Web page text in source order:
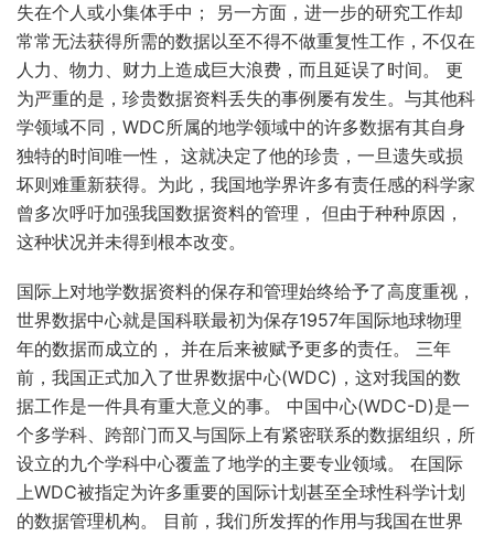
失在个人或小集体手中； 另一方面，进一步的研究工作却
常常无法获得所需的数据以至不得不做重复性工作，不仅在
人力、物力、财力上造成巨大浪费，而且延误了时间。 更
为严重的是，珍贵数据资料丢失的事例屡有发生。与其他科
学领域不同，WDC所属的地学领域中的许多数据有其自身
独特的时间唯一性， 这就决定了他的珍贵，一旦遗失或损
坏则难重新获得。为此，我国地学界许多有责任感的科学家
曾多次呼吁加强我国数据资料的管理， 但由于种种原因，
这种状况并未得到根本改变。
国际上对地学数据资料的保存和管理始终给予了高度重视，
世界数据中心就是国科联最初为保存1957年国际地球物理
年的数据而成立的， 并在后来被赋予更多的责任。 三年
前，我国正式加入了世界数据中心(WDC)，这对我国的数
据工作是一件具有重大意义的事。 中国中心(WDC-D)是一
个多学科、跨部门而又与国际上有紧密联系的数据组织，所
设立的九个学科中心覆盖了地学的主要专业领域。 在国际
上WDC被指定为许多重要的国际计划甚至全球性科学计划
的数据管理机构。 目前，我们所发挥的作用与我国在世界